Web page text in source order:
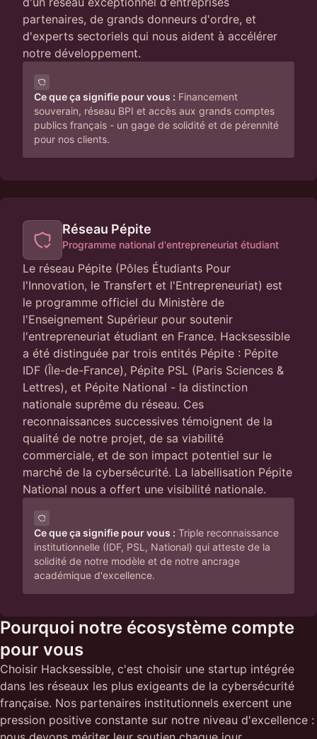
partenaires, de grands donneurs d'ordre, et
d'experts sectoriels qui nous aident à accélérer
notre développement.
Ce que ça signifie pour vous : Financement
souverain, réseau BPI et accès aux grands comptes
publics français - un gage de solidité et de pérennité
pour nos clients.
Réseau Pépite
Programme national d'entrepreneuriat étudiant
Le réseau Pépite (Pôles Étudiants Pour
l'Innovation, le Transfert et l'Entrepreneuriat) est
le programme officiel du Ministère de
l'Enseignement Supérieur pour soutenir
l'entrepreneuriat étudiant en France. Hacksessible
a été distinguée par trois entités Pépite : Pépite
IDF (Île-de-France), Pépite PSL (Paris Sciences &
Lettres), et Pépite National - la distinction
nationale suprême du réseau. Ces
reconnaissances successives témoignent de la
qualité de notre projet, de sa viabilité
commerciale, et de son impact potentiel sur le
marché de la cybersécurité. La labellisation Pépite
National nous a offert une visibilité nationale.
Ce que ça signifie pour vous : Triple reconnaissance
institutionnelle (IDF, PSL, National) qui atteste de la
solidité de notre modèle et de notre ancrage
académique d'excellence.
Pourquoi notre écosystème compte
pour vous
Choisir Hacksessible, c'est choisir une startup intégrée
dans les réseaux les plus exigeants de la cybersécurité
française. Nos partenaires institutionnels exercent une
pression positive constante sur notre niveau d'excellence :